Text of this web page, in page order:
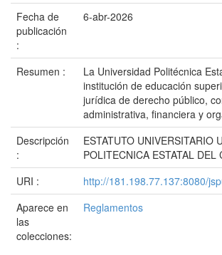
Fecha de
publicación
:
6-abr-2026
Resumen :
La Universidad Politécnica
institución de educación
jurídica de derecho público,
administrativa, financiera y
Descripción
:
ESTATUTO UNIVERSITARIO
POLITECNICA ESTATAL DEL
URI :
http://181.198.77.137:8080/
Aparece en
las
colecciones:
Reglamentos